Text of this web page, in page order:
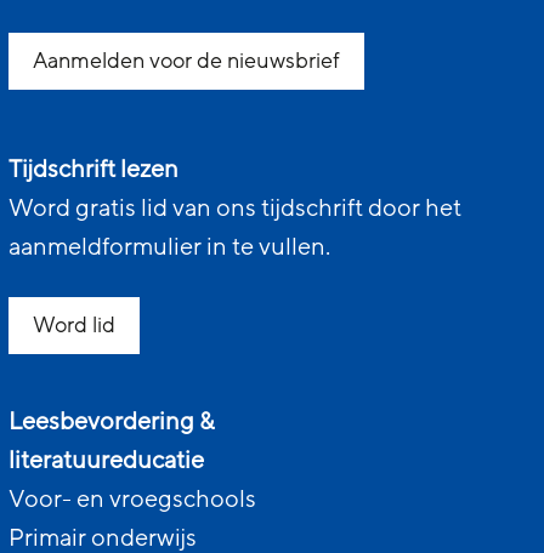
Aanmelden voor de nieuwsbrief
Tijdschrift lezen
Word gratis lid van ons tijdschrift door het
aanmeldformulier in te vullen.
Word lid
Leesbevordering &
literatuureducatie
Voor- en vroegschools
Primair onderwijs